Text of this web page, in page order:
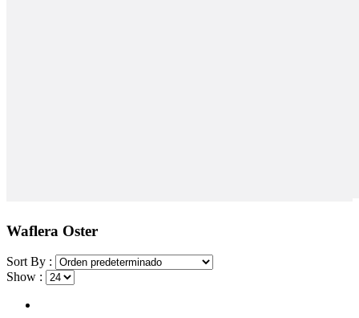
Waflera Oster
Sort By :
Show :